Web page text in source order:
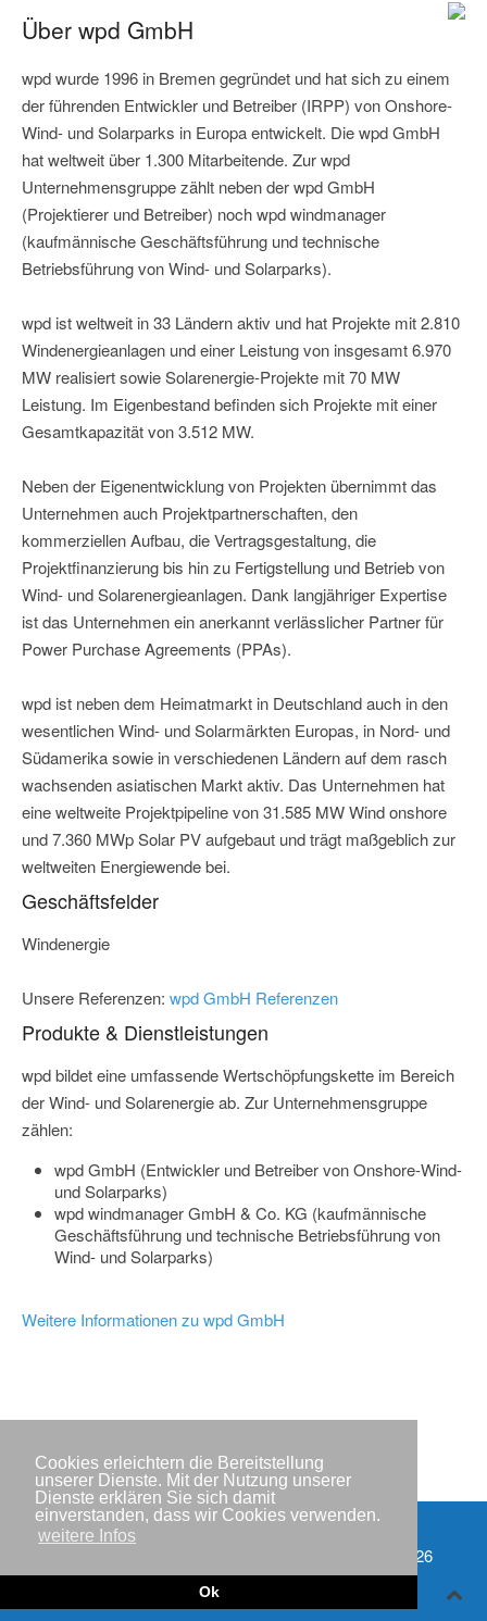
Cookies erleichtern die Bereitstellung
unserer Dienste. Mit der Nutzung unserer
Dienste erklären Sie sich damit
einverstanden, dass wir Cookies verwenden.
weitere Infos
Ok
Über wpd GmbH
wpd wurde 1996 in Bremen gegründet und hat sich zu einem
der führenden Entwickler und Betreiber (IRPP) von Onshore-
Wind- und Solarparks in Europa entwickelt. Die wpd GmbH
hat weltweit über 1.300 Mitarbeitende. Zur wpd
Unternehmensgruppe zählt neben der wpd GmbH
(Projektierer und Betreiber) noch wpd windmanager
(kaufmännische Geschäftsführung und technische
Betriebsführung von Wind- und Solarparks).
wpd ist weltweit in 33 Ländern aktiv und hat Projekte mit 2.810
Windenergieanlagen und einer Leistung von insgesamt 6.970
MW realisiert sowie Solarenergie-Projekte mit 70 MW
Leistung. Im Eigenbestand befinden sich Projekte mit einer
Gesamtkapazität von 3.512 MW.
Neben der Eigenentwicklung von Projekten übernimmt das
Unternehmen auch Projektpartnerschaften, den
kommerziellen Aufbau, die Vertragsgestaltung, die
Projektfinanzierung bis hin zu Fertigstellung und Betrieb von
Wind- und Solarenergieanlagen. Dank langjähriger Expertise
ist das Unternehmen ein anerkannt verlässlicher Partner für
Power Purchase Agreements (PPAs).
wpd ist neben dem Heimatmarkt in Deutschland auch in den
wesentlichen Wind- und Solarmärkten Europas, in Nord- und
Südamerika sowie in verschiedenen Ländern auf dem rasch
wachsenden asiatischen Markt aktiv. Das Unternehmen hat
eine weltweite Projektpipeline von 31.585 MW Wind onshore
und 7.360 MWp Solar PV aufgebaut und trägt maßgeblich zur
weltweiten Energiewende bei.
Geschäftsfelder
Windenergie
Unsere Referenzen: wpd GmbH Referenzen
Produkte & Dienstleistungen
wpd bildet eine umfassende Wertschöpfungskette im Bereich
der Wind- und Solarenergie ab. Zur Unternehmensgruppe
zählen:
wpd GmbH (Entwickler und Betreiber von Onshore-Wind-
und Solarparks)
wpd windmanager GmbH & Co. KG (kaufmännische
Geschäftsführung und technische Betriebsführung von
Wind- und Solarparks)
Weitere Informationen zu wpd GmbH
Datenschutzerklärung
Copyright © IWR 2026